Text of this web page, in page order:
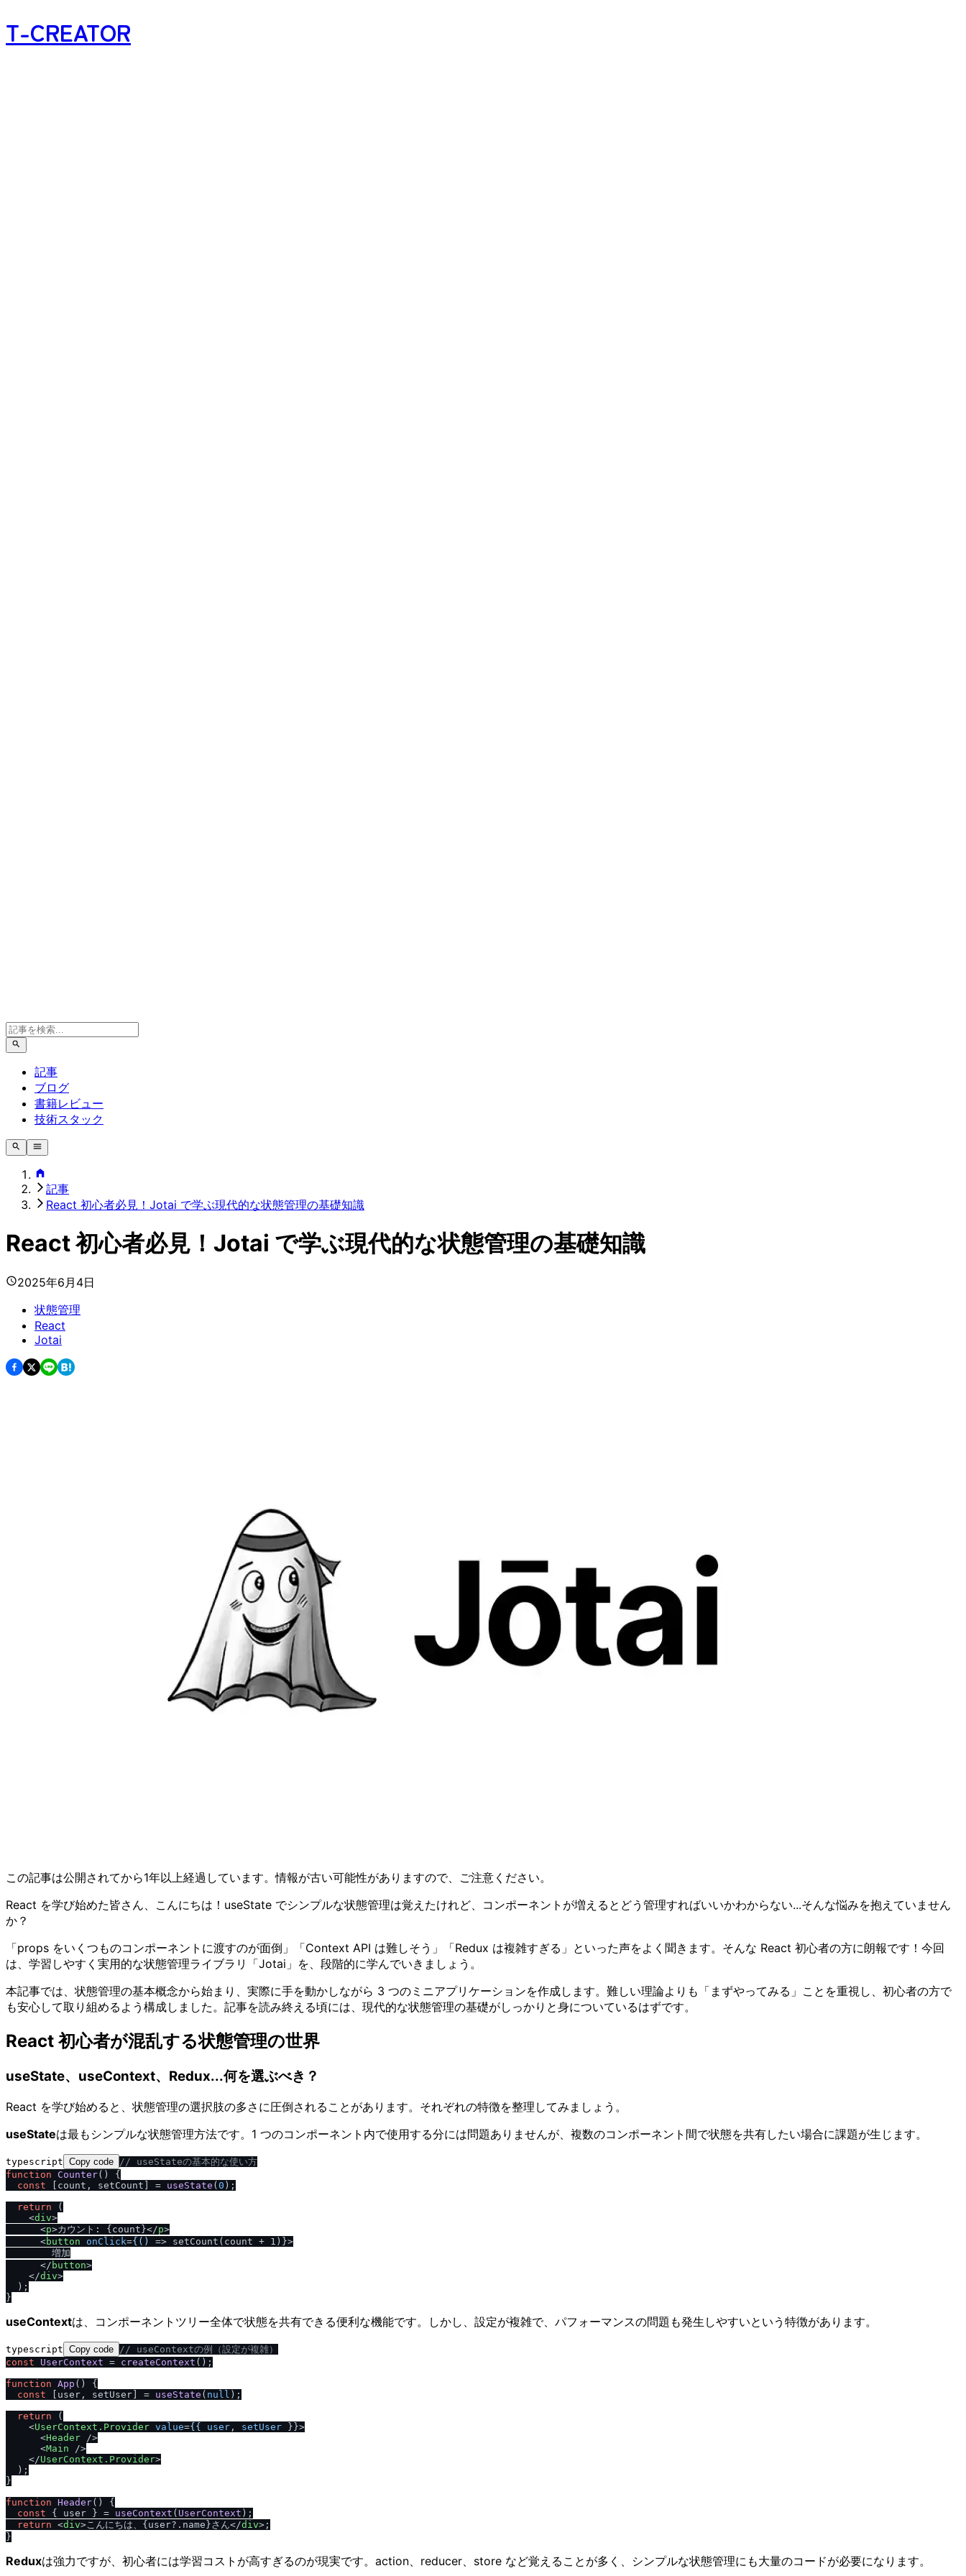
T-CREATOR
記事
ブログ
書籍レビュー
技術スタック
記事
React 初心者必見！Jotai で学ぶ現代的な状態管理の基礎知識
React 初心者必見！Jotai で学ぶ現代的な状態管理の基礎知識
2025年6月4日
状態管理
React
Jotai
この記事は公開されてから1年以上経過しています。情報が古い可能性がありますので、ご注意ください。
React を学び始めた皆さん、こんにちは！useState でシンプルな状態管理は覚えたけれど、コンポーネントが増えるとどう管理すればいいかわからない...そんな悩みを抱えていません
か？
「props をいくつものコンポーネントに渡すのが面倒」「Context API は難しそう」「Redux は複雑すぎる」といった声をよく聞きます。そんな React 初心者の方に朗報です！今回
は、学習しやすく実用的な状態管理ライブラリ「Jotai」を、段階的に学んでいきましょう。
本記事では、状態管理の基本概念から始まり、実際に手を動かしながら 3 つのミニアプリケーションを作成します。難しい理論よりも「まずやってみる」ことを重視し、初心者の方で
も安心して取り組めるよう構成しました。記事を読み終える頃には、現代的な状態管理の基礎がしっかりと身についているはずです。
React 初心者が混乱する状態管理の世界
useState、useContext、Redux...何を選ぶべき？
React を学び始めると、状態管理の選択肢の多さに圧倒されることがあります。それぞれの特徴を整理してみましょう。
useStateは最もシンプルな状態管理方法です。1 つのコンポーネント内で使用する分には問題ありませんが、複数のコンポーネント間で状態を共有したい場合に課題が生じます。
typescript Copy code / / useStateの基本的な使い方
function
Counter( ) {
const [count, setCount] = useState ( 0 );
return (
<div>
<p>カウント: {count}</p>
<button onClick={() => setCount(count + 1)}>
        増加
</ button>
</div>
  );
useContextは、コンポーネントツリー全体で状態を共有できる便利な機能です。しかし、設定が複雑で、パフォーマンスの問題も発生しやすいという特徴があります。
typescript Copy code / / useContextの例（設定が複雑）
const
UserContext = createContext ();
function App ( ) {
const [user, setUser] = useState ( null );
return (
<UserContext.Provider value={{ user , setUser }}>
<Header />
<Main />
</UserContext.Provider>
  );
}
function Header( ) {
const { user } = useContext ( UserContext );
return <div> こんにちは、{user?.name}さん</div> ;
Reduxは強力ですが、初心者には学習コストが高すぎるのが現実です。action、reducer、store など覚えることが多く、シンプルな状態管理にも大量のコードが必要になります。